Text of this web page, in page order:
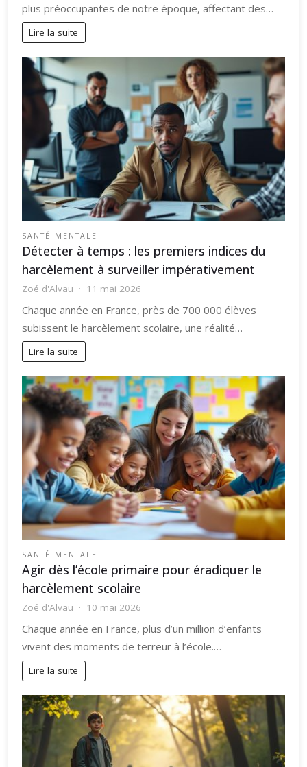
plus préoccupantes de notre époque, affectant des…
Lire la suite
SANTÉ MENTALE
Détecter à temps : les premiers indices du
harcèlement à surveiller impérativement
Zoé d'Alvau 11 mai 2026
Chaque année en France, près de 700 000 élèves
subissent le harcèlement scolaire, une réalité…
Lire la suite
SANTÉ MENTALE
Agir dès l’école primaire pour éradiquer le
harcèlement scolaire
Zoé d'Alvau 10 mai 2026
Chaque année en France, plus d’un million d’enfants
vivent des moments de terreur à l’école.…
Lire la suite